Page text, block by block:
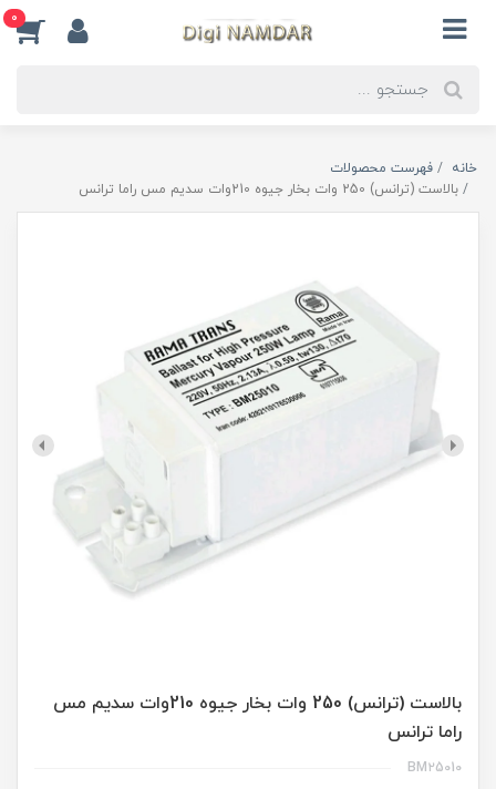
0
خانه
فهرست محصولات
بالاست (ترانس) 250 وات بخار جیوه 210وات سدیم مس راما ترانس
بالاست (ترانس) 250 وات بخار جیوه 210وات سدیم مس
راما ترانس
BM۲5۰10